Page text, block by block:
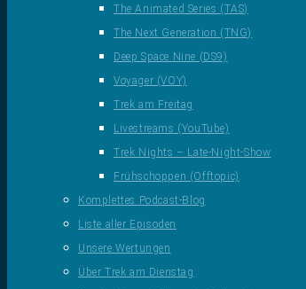
The Animated Series (TAS)
The Next Generation (TNG)
Deep Space Nine (DS9)
Voyager (VOY)
Trek am Freitag
Livestreams (YouTube)
Trek Nights – Late-Night-Show
Frühschoppen (Offtopic)
Komplettes Podcast-Blog
Liste aller Episoden
Unsere Wertungen
Über Trek am Dienstag